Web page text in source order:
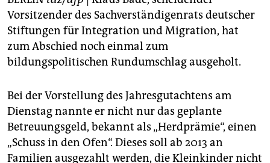
unterstützen
abo
genossenschaft
Vorsitzender des Sachverständigenrats deutscher
Stiftungen für Integration und Migration, hat
zum Abschied noch einmal zum
bildungspolitischen Rundumschlag ausgeholt.
Bei der Vorstellung des Jahresgutachtens am
Dienstag nannte er nicht nur das geplante
Betreuungsgeld, bekannt als „Herdprämie“, einen
„Schuss in den Ofen“. Dieses soll ab 2013 an
Familien ausgezahlt werden, die Kleinkinder nicht